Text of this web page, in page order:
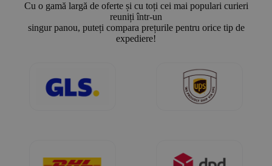
Cu o gamă largă de oferte și cu toți cei mai populari curieri
reuniți într-un
singur panou, puteți compara prețurile pentru orice tip de
expediere!